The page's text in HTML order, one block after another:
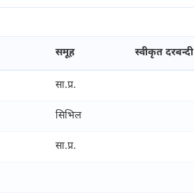
समूह स्वीकृत दरबन्दी
सा.प्र.
सिभिल
सा.प्र.